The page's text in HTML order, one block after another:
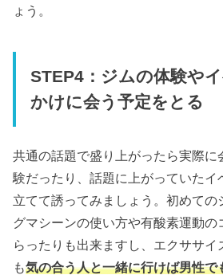
ょう。
STEP4：ジムの体験や
かけに会う予定をとる
共通の話題で盛り上がったら実際に
験だったり、話題に上がっていたイ
立てて誘ってみましょう。初めての
グマシーンの使い方や有酸素運動の
らったりも出来ますし、エクササイ
も気の合う人と一緒に行けば男性で